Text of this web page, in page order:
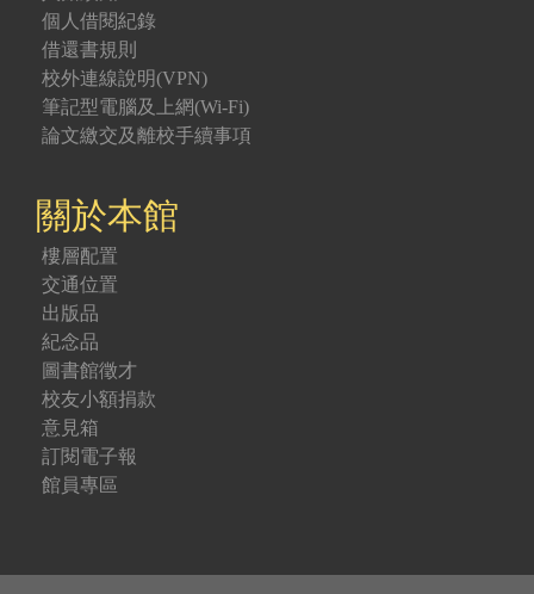
個人借閱紀錄
借還書規則
校外連線說明(VPN)
筆記型電腦及上網(Wi-Fi)
論文繳交及離校手續事項
關於本館
樓層配置
交通位置
出版品
紀念品
圖書館徵才
校友小額捐款
意見箱
訂閱電子報
館員專區